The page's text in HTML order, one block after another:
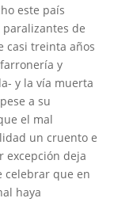
este país
de
casi treinta años
y
y la vía muerta
a su
el mal
un cruento e
excepción deja
celebrar que en
haya